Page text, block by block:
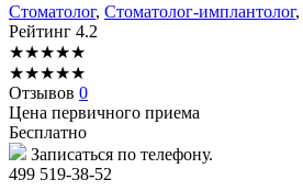
Стоматолог, Стоматолог-имплантолог,
Рейтинг 4.2
★★★★★
★★★★★
Отзывов 0
Цена первичного приема
Бесплатно
Записаться по телефону.
499 519-38-52